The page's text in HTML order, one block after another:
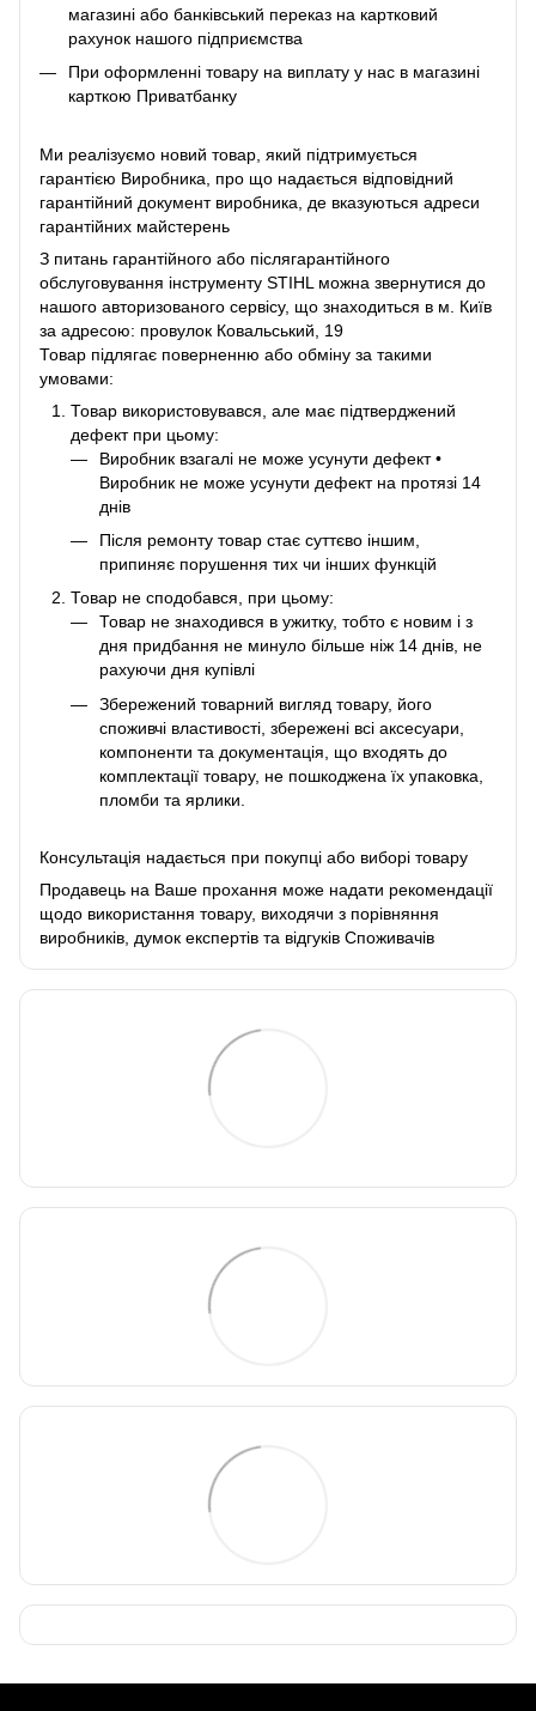
магазині або банківський переказ на картковий
рахунок нашого підприємства
При оформленні товару на виплату у нас в магазині
карткою Приватбанку
Ми реалізуємо новий товар, який підтримується
гарантією Виробника, про що надається відповідний
гарантійний документ виробника, де вказуються адреси
гарантійних майстерень
З питань гарантійного або післягарантійного
обслуговування інструменту STIHL можна звернутися до
нашого авторизованого сервісу, що знаходиться в м. Київ
за адресою: провулок Ковальський, 19
Товар підлягає поверненню або обміну за такими
умовами:
Товар використовувався, але має підтверджений
дефект при цьому:
Виробник взагалі не може усунути дефект •
Виробник не може усунути дефект на протязі 14
днів
Після ремонту товар стає суттєво іншим,
припиняє порушення тих чи інших функцій
Товар не сподобався, при цьому:
Товар не знаходився в ужитку, тобто є новим і з
дня придбання не минуло більше ніж 14 днів, не
рахуючи дня купівлі
Збережений товарний вигляд товару, його
споживчі властивості, збережені всі аксесуари,
компоненти та документація, що входять до
комплектації товару, не пошкоджена їх упаковка,
пломби та ярлики.
Консультація надається при покупці або виборі товару
Продавець на Ваше прохання може надати рекомендації
щодо використання товару, виходячи з порівняння
виробників, думок експертів та відгуків Споживачів